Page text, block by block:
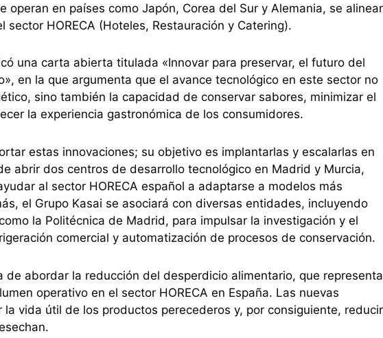
operan en países como Japón, Corea del Sur y Alemania, se
sector HORECA (Hoteles, Restauración y Catering).
una carta abierta titulada «Innovar para preservar, el futuro del
en la que argumenta que el avance tecnológico en este sector no
sino también la capacidad de conservar sabores, minimizar el
la experiencia gastronómica de los consumidores.
estas innovaciones; su objetivo es implantarlas y escalarlas en
abrir dos centros de desarrollo tecnológico en Madrid y Murcia,
al sector HORECA español a adaptarse a modelos más
el Grupo Kasai se asociará con diversas entidades, incluyendo
la Politécnica de Madrid, para impulsar la investigación y el
comercial y automatización de procesos de conservación.
de abordar la reducción del desperdicio alimentario, que representa
operativo en el sector HORECA en España. Las nuevas
vida útil de los productos perecederos y, por consiguiente,